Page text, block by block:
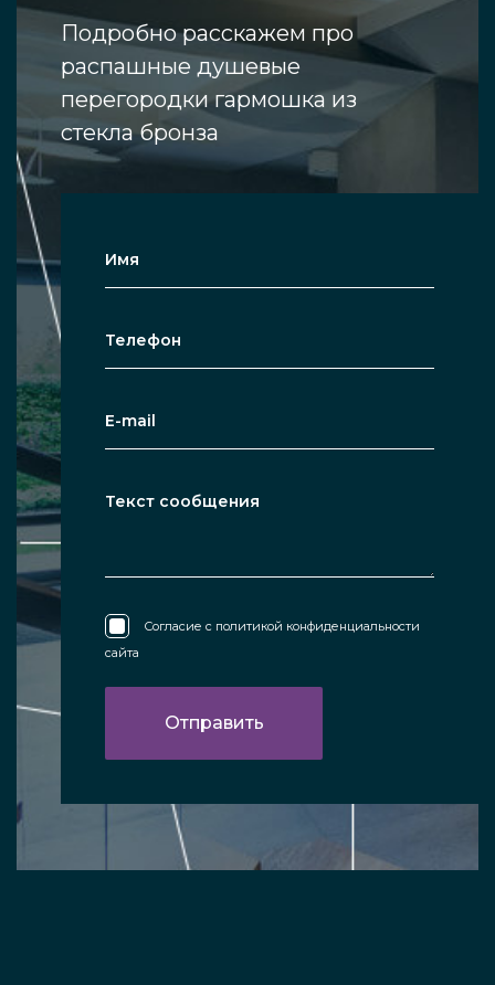
Подробно расскажем про
распашные душевые
перегородки гармошка из
стекла бронза
Согласие с политикой конфиденциальности
сайта